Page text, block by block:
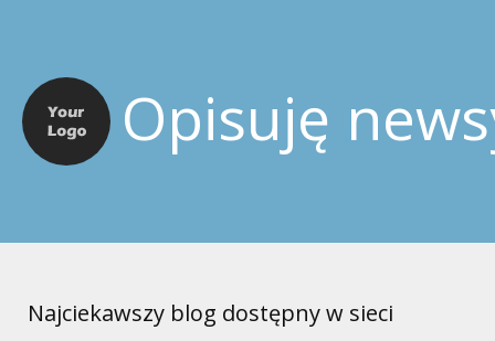
Opisuję
Najciekawszy blog dostępny w sieci